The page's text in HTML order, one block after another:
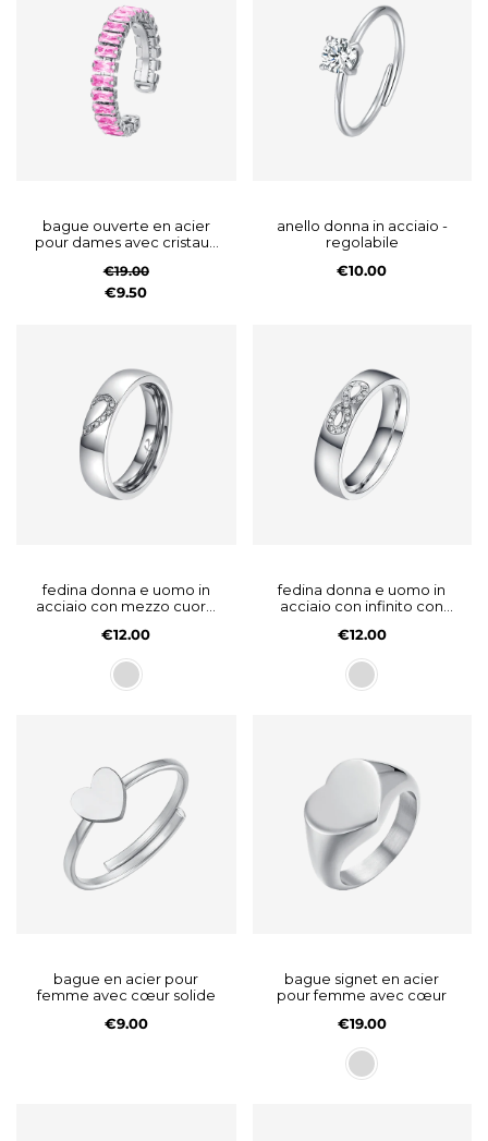
bague ouverte en acier
pour dames avec cristaux
€19.00
€9.50
anello donna in acciaio -
regolabile
€10.00
fedina donna e uomo in
acciaio con mezzo cuore
€12.00
fedina donna e uomo in
acciaio con infinito con
€12.00
bague en acier pour
femme avec cœur solide
€9.00
bague signet en acier
pour femme avec cœur
€19.00